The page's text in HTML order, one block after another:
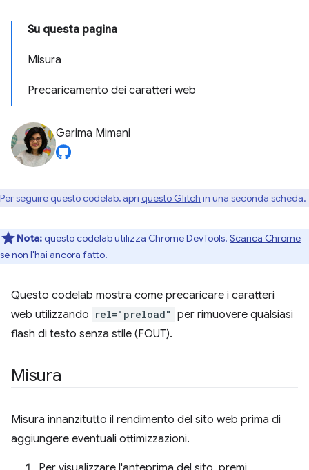
Su questa pagina
Misura
Precaricamento dei caratteri web
Garima Mimani
Per seguire questo codelab, apri questo Glitch in una seconda scheda.
Nota:questo codelab utilizza Chrome DevTools. Scarica Chrome
se non l'hai ancora fatto.
Questo codelab mostra come precaricare i caratteri
web utilizzando rel="preload" per rimuovere qualsiasi
flash di testo senza stile (FOUT).
Misura
Misura innanzitutto il rendimento del sito web prima di
aggiungere eventuali ottimizzazioni.